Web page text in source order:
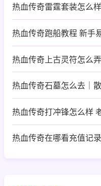
热血传奇雷霆套装怎么
热血传奇跑船教程 新手
热血传奇上古灵符怎么
热血传奇石墓怎么去｜
热血传奇打冲锋怎么样
热血传奇在哪看充值记